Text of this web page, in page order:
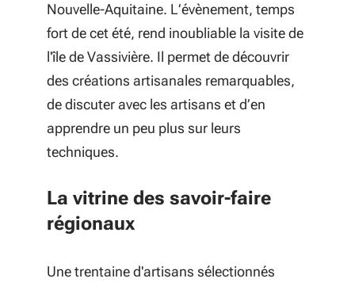
Nouvelle-Aquitaine. L’évènement, temps
fort de cet été, rend inoubliable la visite de
l'île de Vassivière. Il permet de découvrir
des créations artisanales remarquables,
de discuter avec les artisans et d’en
apprendre un peu plus sur leurs
techniques.
La vitrine des savoir-faire
régionaux
Une trentaine d'artisans sélectionnés